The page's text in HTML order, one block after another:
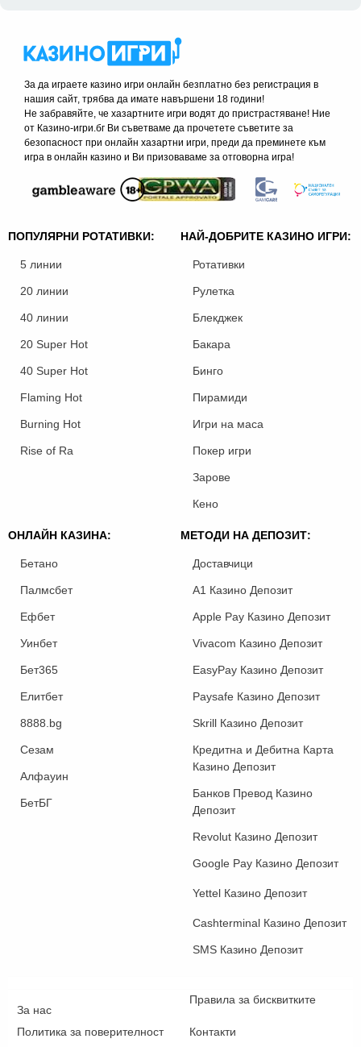
За да играете казино игри онлайн безплатно без регистрация в
нашия сайт, трябва да имате навършени 18 години!
Не забравяйте, че хазартните игри водят до пристрастяване! Ние
от Казино-игри.бг Ви съветваме да прочетете съветите за
безопасност при онлайн хазартни игри, преди да преминете към
игра в онлайн казино и Ви призоваваме за отговорна игра!
ПОПУЛЯРНИ РОТАТИВКИ:
5 линии
20 линии
40 линии
20 Super Hot
40 Super Hot
Flaming Hot
Burning Hot
Rise of Ra
НАЙ-ДОБРИТЕ КАЗИНО ИГРИ:
Ротативки
Рулетка
Блекджек
Бакара
Бинго
Пирамиди
Игри на маса
Покер игри
Зарове
Кено
ОНЛАЙН КАЗИНА:
Бетано
Палмсбет
Ефбет
Уинбет
Бет365
Елитбет
8888.bg
Сезам
Алфауин
БетБГ
МЕТОДИ НА ДЕПОЗИТ:
Доставчици
A1 Казино Депозит
Apple Pay Казино Депозит
Vivacom Казино Депозит
EasyPay Казино Депозит
Paysafe Казино Депозит
Skrill Казино Депозит
Кредитна и Дебитна Карта
Казино Депозит
Банков Превод Казино
Депозит
Revolut Казино Депозит
Google Pay Казино Депозит
Yettel Казино Депозит
Cashterminal Казино Депозит
SMS Казино Депозит
За нас
Правила за бисквитките
Политика за поверителност
Контакти